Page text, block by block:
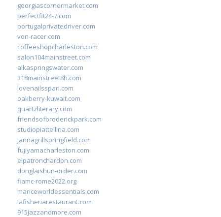
georgiascornermarket.com
perfectfit24-7.com
portugalprivatedriver.com
von-racer.com
coffeeshopcharleston.com
salon104mainstreet.com
alkaspringswater.com
318mainstreet8h.com
lovenailsspari.com
oakberry-kuwait.com
quartzliterary.com
friendsofbroderickpark.com
studiopiattellina.com
jannagrillspringfield.com
fujiyamacharleston.com
elpatronchardon.com
donglaishun-order.com
fiamc-rome2022.org
mariceworldessentials.com
lafisheriarestaurant.com
915jazzandmore.com